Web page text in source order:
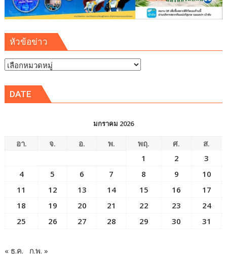
หัวข้อข่าว
หัวข้อ
DATE
มกราคม 2026
อา. จ. อ. พ. พฤ. ศ.
ส.
1
2
3
4
5 6 7 8 9
10
11
12 13 14 15 16
17
18
19 20 21 22 23
24
25
26 27 28 29 30 31
« ธ.ค. ก.พ. »